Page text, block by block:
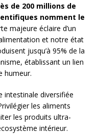
de 200 millions de
nomment le
majeure éclaire d’un
et notre état
jusqu’à 95% de la
établissant un lien
humeur.
intestinale diversifiée
les aliments
les produits ultra-
intérieur.